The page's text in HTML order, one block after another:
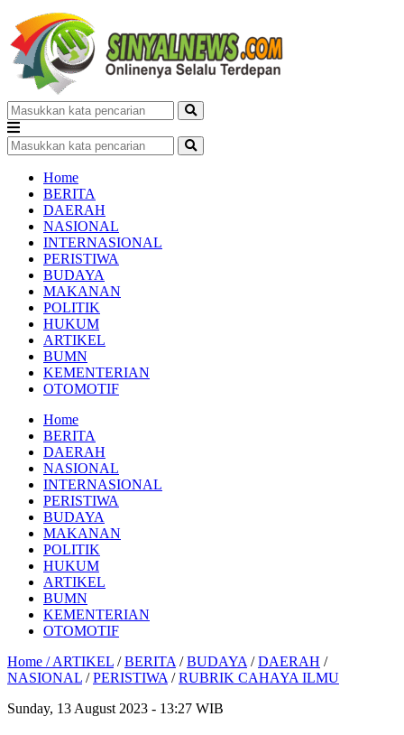
Home
BERITA
DAERAH
NASIONAL
INTERNASIONAL
PERISTIWA
BUDAYA
MAKANAN
POLITIK
HUKUM
ARTIKEL
BUMN
KEMENTERIAN
OTOMOTIF
Home
BERITA
DAERAH
NASIONAL
INTERNASIONAL
PERISTIWA
BUDAYA
MAKANAN
POLITIK
HUKUM
ARTIKEL
BUMN
KEMENTERIAN
OTOMOTIF
Home /ARTIKEL /BERITA /BUDAYA /DAERAH /
NASIONAL /PERISTIWA /RUBRIK CAHAYA ILMU
Sunday, 13 August 2023 - 13:27 WIB